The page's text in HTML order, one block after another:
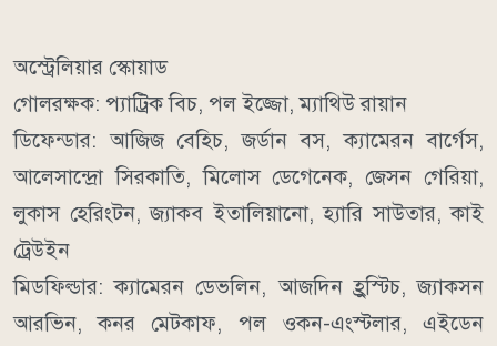
অস্ট্রেলিয়ার স্কোয়াড
গোলরক্ষক: প্যাট্রিক বিচ, পল ইজ্জো, ম্যাথিউ রায়ান
ডিফেন্ডার: আজিজ বেহিচ, জর্ডান বস, ক্যামেরন বার্গেস,
আলেসান্দ্রো সিরকাতি, মিলোস ডেগেনেক, জেসন গেরিয়া,
লুকাস হেরিংটন, জ্যাকব ইতালিয়ানো, হ্যারি সাউতার, কাই
ট্রেউইন
মিডফিল্ডার: ক্যামেরন ডেভলিন, আজদিন হ্রুস্টিচ, জ্যাকসন
আরভিন, কনর মেটকাফ, পল ওকন-এংস্টলার, এইডেন